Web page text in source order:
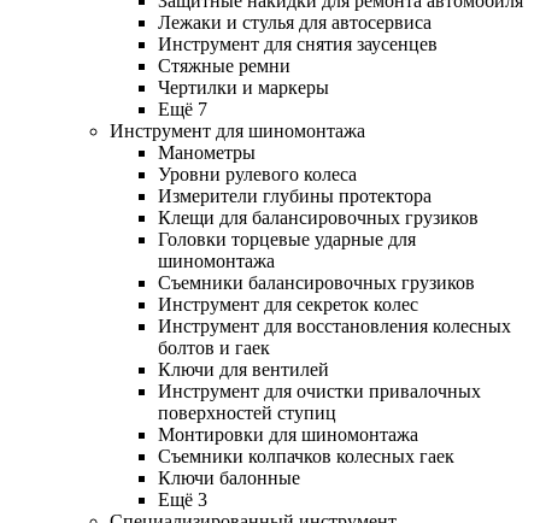
Лежаки и стулья для автосервиса
Инструмент для снятия заусенцев
Стяжные ремни
Чертилки и маркеры
Ещё 7
Инструмент для шиномонтажа
Манометры
Уровни рулевого колеса
Измерители глубины протектора
Клещи для балансировочных грузиков
Головки торцевые ударные для
шиномонтажа
Съемники балансировочных грузиков
Инструмент для секреток колес
Инструмент для восстановления колесных
болтов и гаек
Ключи для вентилей
Инструмент для очистки привалочных
поверхностей ступиц
Монтировки для шиномонтажа
Съемники колпачков колесных гаек
Ключи балонные
Ещё 3